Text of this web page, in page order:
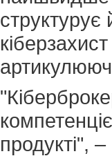
продукті",